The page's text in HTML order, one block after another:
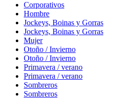
Corporativos
Hombre
Jockeys, Boinas y Gorras
Jockeys, Boinas y Gorras
Mujer
Otoño / Invierno
Otoño / Invierno
Primavera / verano
Primavera / verano
Sombreros
Sombreros